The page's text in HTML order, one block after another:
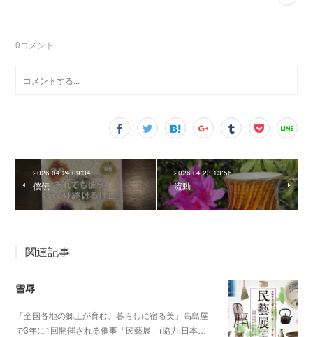
0コメント
2026.04.24 09:34
僕伝
2026.04.23 13:56
流動
関連記事
雪辱
「全国各地の郷土が育む、暮らしに宿る美」高島屋
で3年に1回開催される催事「民藝展」(協力:日本…